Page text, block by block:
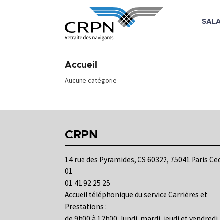
Accueil
Aucune catégorie
CRPN
14 rue des Pyramides, CS 60322, 75041 Paris
01
01 41 92 25 25
Accueil téléphonique du service Carrières et
Prestations :